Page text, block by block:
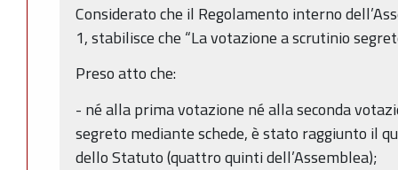
Considerato che il Regolamento interno
1, stabilisce che “La votazione a scrutinio
Preso atto che:
- né alla prima votazione né alla seconda
segreto mediante schede, è stato raggiunto il
dello Statuto (quattro quinti dell’Assemblea);